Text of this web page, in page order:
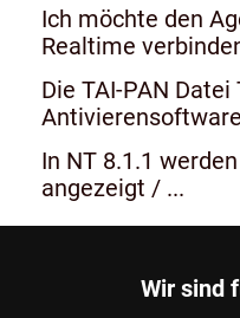
Ich möchte den
Realtime
Die TAI-PAN
In NT 8.1.1
angezeigt / ...
Wir sind